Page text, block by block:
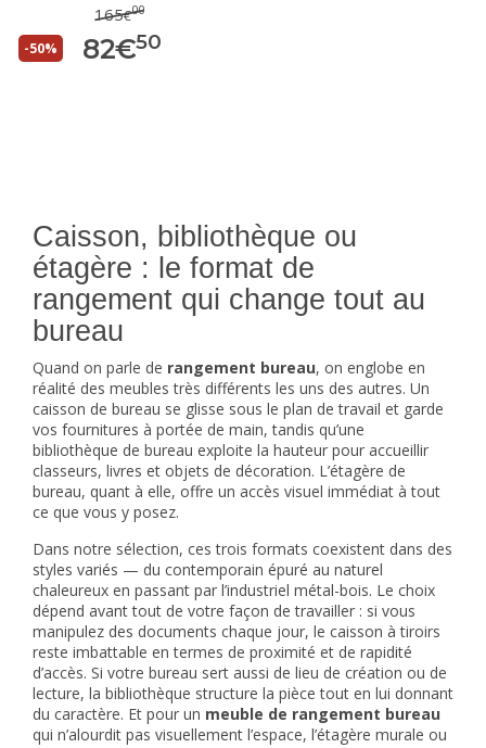
-50%
165€00
82€50
Caisson, bibliothèque ou
étagère : le format de
rangement qui change tout au
bureau
Quand on parle de rangement bureau, on englobe en
réalité des meubles très différents les uns des autres. Un
caisson de bureau se glisse sous le plan de travail et garde
vos fournitures à portée de main, tandis qu’une
bibliothèque de bureau exploite la hauteur pour accueillir
classeurs, livres et objets de décoration. L’étagère de
bureau, quant à elle, offre un accès visuel immédiat à tout
ce que vous y posez.
Dans notre sélection, ces trois formats coexistent dans des
styles variés — du contemporain épuré au naturel
chaleureux en passant par l’industriel métal-bois. Le choix
dépend avant tout de votre façon de travailler : si vous
manipulez des documents chaque jour, le caisson à tiroirs
reste imbattable en termes de proximité et de rapidité
d’accès. Si votre bureau sert aussi de lieu de création ou de
lecture, la bibliothèque structure la pièce tout en lui donnant
du caractère. Et pour un meuble de rangement bureau
qui n’alourdit pas visuellement l’espace, l’étagère murale ou